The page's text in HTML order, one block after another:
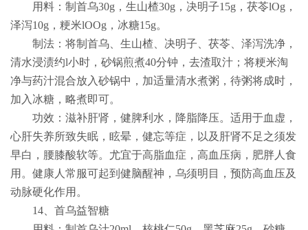
用料：制首乌30g ，生山楂30g ，决明子15g ，茯苓lOg ，
泽泻10g ，粳米lOOg ，冰糖15g。
制法：将制首乌、生山楂、决明子、茯苓、泽泻洗净，
清水浸渍约l小时，砂锅煎煮40分钟，去渣取汁；将粳米淘
净与药汁混合放入砂锅中，加适量清水煮粥，待粥将成时，
加入冰糖，略煮即可。
功效：滋补肝肾，健脾利水，降脂降压。适用于血虚，
心肝失养所致失眠，眩晕，健忘等症，以及肝肾不足之须发
早白，腰膝酸软等。尤宜于高脂血症，高血压病，肥胖人食
用。健康人常服可起到健脑醒神，乌须明目，预防高血压及
动脉硬化作用。
14 、首乌益智糖